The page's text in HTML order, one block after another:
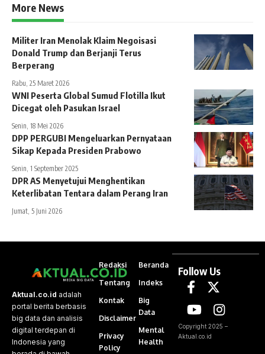
More News
Militer Iran Menolak Klaim Negoisasi
Donald Trump dan Berjanji Terus
Berperang
Rabu, 25 Maret 2026
WNI Peserta Global Sumud Flotilla Ikut
Dicegat oleh Pasukan Israel
Senin, 18 Mei 2026
DPP PERGUBI Mengeluarkan Pernyataan
Sikap Kepada Presiden Prabowo
Senin, 1 September 2025
DPR AS Menyetujui Menghentikan
Keterlibatan Tentara dalam Perang Iran
Jumat, 5 Juni 2026
Aktual.co.id adalah
portal berita berbasis
big data dan analisis
digital terdepan di
Indonesia yang
Redaksi
Tentang
Kontak
Disclaimer
Privacy
Policy
Beranda
Indeks
Big
Data
Mental
Health
Follow Us
Copyright 2025 –
Aktual.co.id